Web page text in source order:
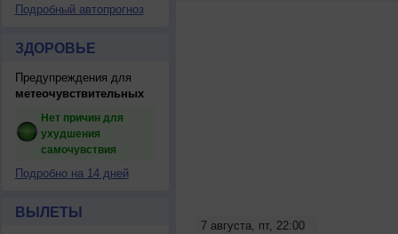
Подробный автопрогноз
ЗДОРОВЬЕ
Предупреждения для
метеочувствительных
Нет причин для
ухудшения
самочувствия
Подробно на 14 дней
ВЫЛЕТЫ